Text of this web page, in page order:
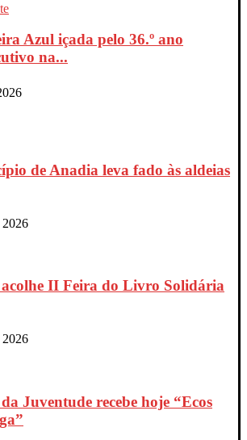
Azul içada pelo 36.º ano
na...
de Anadia leva fado às aldeias
II Feira do Livro Solidária
Juventude recebe hoje “Ecos